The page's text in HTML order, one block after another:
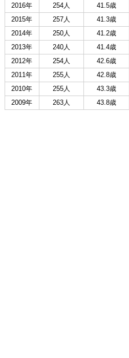
2016年
254人 41.5歳
2015年
257人 41.3歳
2014年
250人 41.2歳
2013年
240人 41.4歳
2012年
254人 42.6歳
2011年
255人 42.8歳
2010年
255人 43.3歳
2009年
263人 43.8歳